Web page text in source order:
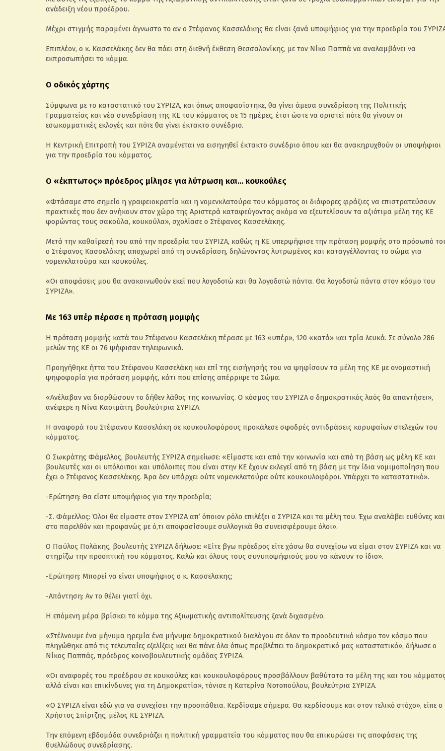
ανάδειξη νέου προέδρου.
Μέχρι στιγμής παραμένει άγνωστο το αν ο Στέφανος Κασσελάκης θα είναι ξανά υποψήφιος για την προεδρία του
Επιπλέον, ο κ. Κασσελάκης δεν θα πάει στη διεθνή έκθεση Θεσσαλονίκης, με τον Νίκο Παππά να αναλαμβάνει να
εκπροσωπήσει το κόμμα.
Ο οδικός χάρτης
Σύμφωνα με το καταστατικό του ΣΥΡΙΖΑ, και όπως αποφασίστηκε, θα γίνει άμεσα συνεδρίαση της Πολιτικής
Γραμματείας και νέα συνεδρίαση της ΚΕ του κόμματος σε 15 ημέρες, έτσι ώστε να οριστεί πότε θα γίνουν οι
εσωκομματικές εκλογές και πότε θα γίνει έκτακτο συνέδριο.
Η Κεντρική Επιτροπή του ΣΥΡΙΖΑ αναμένεται να εισηγηθεί έκτακτο συνέδριο όπου και θα ανακηρυχθούν οι υποψήφιοι
για την προεδρία του κόμματος.
Ο «έκπτωτος» πρόεδρος μίλησε για λύτρωση και… κουκούλες
«Φτάσαμε στο σημείο η γραφειοκρατία και η νομενκλατούρα του κόμματος οι διάφορες φράξιες να επιστρατεύσουν
πρακτικές που δεν ανήκουν στον χώρο της Αριστερά καταφεύγοντας ακόμα να εξευτελίσουν τα αξιότιμα μέλη της ΚΕ
φορώντας τους σακούλα, κουκούλα», σχολίασε ο Στέφανος Κασσελάκης.
Μετά την καθαίρεσή του από την προεδρία του ΣΥΡΙΖΑ, καθώς η ΚΕ υπερψήφισε την πρόταση μομφής στο πρόσωπό
ο Στέφανος Κασσελάκης αποχωρεί από τη συνεδρίαση, δηλώνοντας λυτρωμένος και καταγγέλλοντας το σώμα για
νομενκλατούρα και κουκούλες.
«Οι αποφάσεις μου θα ανακοινωθούν εκεί που λογοδοτώ και θα λογοδοτώ πάντα. Θα λογοδοτώ πάντα στον κόσμο του
ΣΥΡΙΖΑ».
Με 163 υπέρ πέρασε η πρόταση μομφής
Η πρόταση μομφής κατά του Στέφανου Κασσελάκη πέρασε με 163 «υπέρ», 120 «κατά» και τρία λευκά. Σε σύνολο 286
μελών της ΚΕ οι 76 ψήφισαν τηλεφωνικά.
Προηγήθηκε ήττα του Στέφανου Κασσελάκη και επί της εισήγησής του να ψηφίσουν τα μέλη της ΚΕ με ονομαστική
ψηφοφορία για πρόταση μομφής, κάτι που επίσης απέρριψε το Σώμα.
«Ανέλαβαν να διορθώσουν το δήθεν λάθος της κοινωνίας. Ο κόσμος του ΣΥΡΙΖΑ ο δημοκρατικός λαός θα απαντήσει»,
ανέφερε η Νίνα Κασιμάτη, βουλεύτρια ΣΥΡΙΖΑ.
Η αναφορά του Στέφανου Κασσελάκη σε κουκουλοφόρους προκάλεσε σφοδρές αντιδράσεις κορυφαίων στελεχών του
κόμματος.
Ο Σωκράτης Φάμελλος, βουλευτής ΣΥΡΙΖΑ σημείωσε: «Είμαστε και από την κοινωνία και από τη βάση ως μέλη ΚΕ και
βουλευτές και οι υπόλοιποι και υπόλοιπες που είναι στην ΚΕ έχουν εκλεγεί από τη βάση με την ίδια νομιμοποίηση που
έχει ο Στέφανος Κασσελάκης. Άρα δεν υπάρχει ούτε νομενκλατούρα ούτε κουκουλοφόροι. Υπάρχει το καταστατικό».
-Ερώτηση: Θα είστε υποψήφιος για την προεδρία;
-Σ. Φάμελλος: Όλοι θα είμαστε στον ΣΥΡΙΖΑ απ’ όποιον ρόλο επιλέξει ο ΣΥΡΙΖΑ και τα μέλη του. Έχω αναλάβει ευθύνες και
στο παρελθόν και προφανώς με ό,τι αποφασίσουμε συλλογικά θα συνεισφέρουμε όλοι».
Ο Παύλος Πολάκης, βουλευτής ΣΥΡΙΖΑ δήλωσε: «Είτε βγω πρόεδρος είτε χάσω θα συνεχίσω να είμαι στον ΣΥΡΙΖΑ και να
στηρίζω την προοπτική του κόμματος. Καλώ και όλους τους συνυποψήφιούς μου να κάνουν το ίδιο».
-Ερώτηση: Μπορεί να είναι υποψήφιος ο κ. Κασσελακης;
-Απάντηση: Αν το θέλει γιατί όχι.
Η επόμενη μέρα βρίσκει το κόμμα της Αξιωματικής αντιπολίτευσης ξανά διχασμένο.
«Στέλνουμε ένα μήνυμα ηρεμία ένα μήνυμα δημοκρατικού διαλόγου σε όλον το προοδευτικό κόσμο τον κόσμο που
πληγώθηκε από τις τελευταίες εξελίξεις και θα πάνε όλα όπως προβλέπει το δημοκρατικό μας καταστατικό», δήλωσε ο
Νίκος Παππάς, πρόεδρος κοινοβουλευτικής ομάδας ΣΥΡΙΖΑ.
«Οι αναφορές του προέδρου σε κουκούλες και κουκουλοφόρους προσβάλλουν βαθύτατα τα μέλη της και του
αλλά είναι και επικίνδυνες για τη Δημοκρατία», τόνισε η Κατερίνα Νοτοπούλου, βουλεύτρια ΣΥΡΙΖΑ.
«Ο ΣΥΡΙΖΑ είναι εδώ για να συνεχίσει την προσπάθεια. Κερδίσαμε σήμερα. Θα κερδίσουμε και στον τελικό στόχο», είπε ο
Χρήστος Σπίρτζης, μέλος ΚΕ ΣΥΡΙΖΑ.
Την επόμενη εβδομάδα συνεδριάζει η πολιτική γραμματεία του κόμματος που θα επικυρώσει τις αποφάσεις της
θυελλώδους συνεδρίασης.